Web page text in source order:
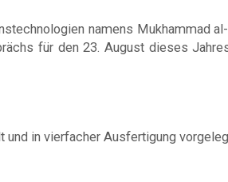
namens Mukhammad
für den 23. August dieses
in vierfacher Ausfertigung